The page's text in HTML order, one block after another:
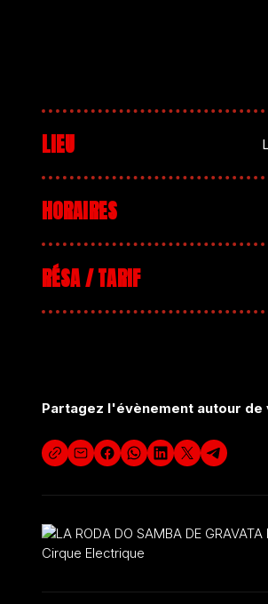
LIEU
HORAIRES
RÉSA / TARIF
Partagez l'évènement autour de